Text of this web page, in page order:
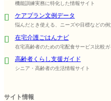
機能訓練実務に特化した情報サイト
ケアプラン文例データ
悩んだとき使える、ニーズや目標などの例
在宅介護ごはんナビ
在宅高齢者のための宅配食サービス比較ガ
高齢者くらし支援ガイド
シニア・高齢者の生活情報サイト
サイト情報